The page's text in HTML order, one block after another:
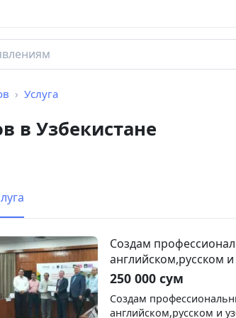
Услуга
в Узбекистане
Создам
английском,русском
250 000 сум
Создам
английском,русском и